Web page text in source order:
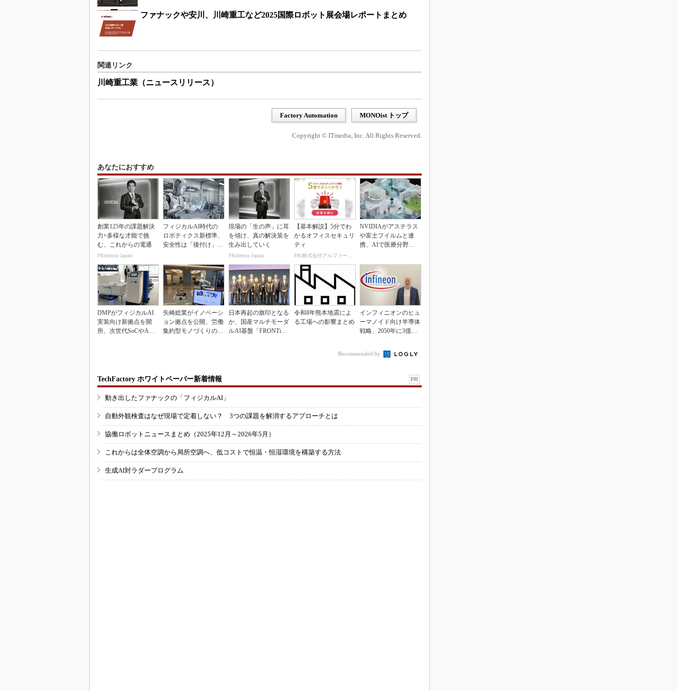
ファナックや安川、川崎重工など2025国際ロボット展会場レポートまとめ
関連リンク
川崎重工業（ニュースリリース）
Factory Automation MONOist トップ
Copyright © ITmedia, Inc. All Rights Reserved.
あなたにおすすめ
創業125年の課題解決
力×多様な才能で挑
む、これからの電通
PR(dentsu Japan)
フィジカルAI時代の
ロボティクス新標準、
安全性は「後付け」で
現場の「生の声」に耳
を傾け、真の解決策を
生み出していく
PR(dentsu Japan)
【基本解説】5分でわ
かるオフィスセキュリ
ティ
PR(株式会社アルファーテクノ)
NVIDIAがアステラス
や富士フイルムと連
携、AIで医療分野支
DMPがフィジカルAI
実装向け新拠点を開
所、次世代SoCやAM
矢崎総業がイノベーシ
ョン拠点を公開、労働
集約型モノづくりのス
日本再起の旗印となる
か、国産マルチモーダ
ルAI基盤「FRONTi
令和8年熊本地震によ
る工場への影響まとめ
インフィニオンのヒュ
ーマノイド向け半導体
戦略、2050年に3億台
Recommended by
TechFactory ホワイトペーパー新着情報 PR
動き出したファナックの「フィジカルAI」
自動外観検査はなぜ現場で定着しない？ 3つの課題を解消するアプローチとは
協働ロボットニュースまとめ（2025年12月～2026年5月）
これからは全体空調から局所空調へ、低コストで恒温・恒湿環境を構築する方法
生成AI対ラダープログラム